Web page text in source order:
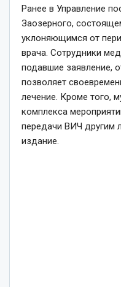
Ранее в Управление
Заозерного,
уклоняющимся от
врача. Сотрудники
подавшие заявление,
позволяет
лечение. Кроме того,
комплекса
передачи ВИЧ другим
издание.